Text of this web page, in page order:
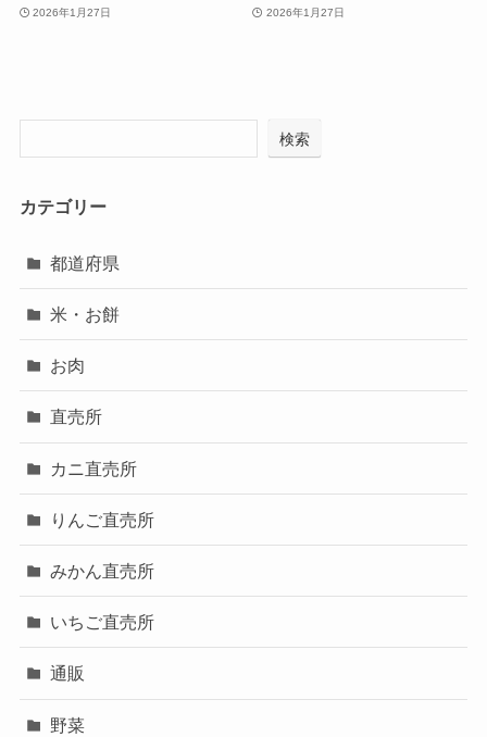
2026年1月27日 2026年1月27日
検索
カテゴリー
都道府県
米・お餅
お肉
直売所
カニ直売所
りんご直売所
みかん直売所
いちご直売所
通販
野菜